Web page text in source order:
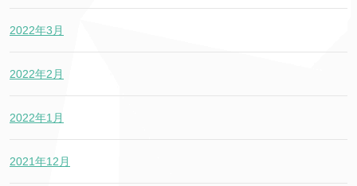
2022年3月
2022年2月
2022年1月
2021年12月